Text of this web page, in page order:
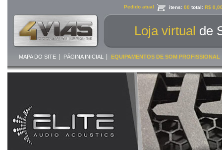
Pedido atual itens: 00 total: R$
Loja virtual de
MAPA DO SITE PÁGINA INICIAL EQUIPAMENTOS DE SOM PROFISSIONAL